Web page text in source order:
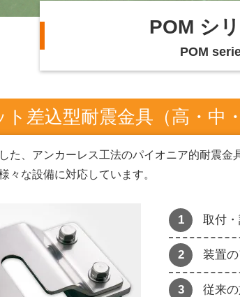
POM シ
POM
差込型耐震金具（高・中
た、アンカーレス工法のパイオニア的耐震
々な設備に対応しています。
取付
装置
従来